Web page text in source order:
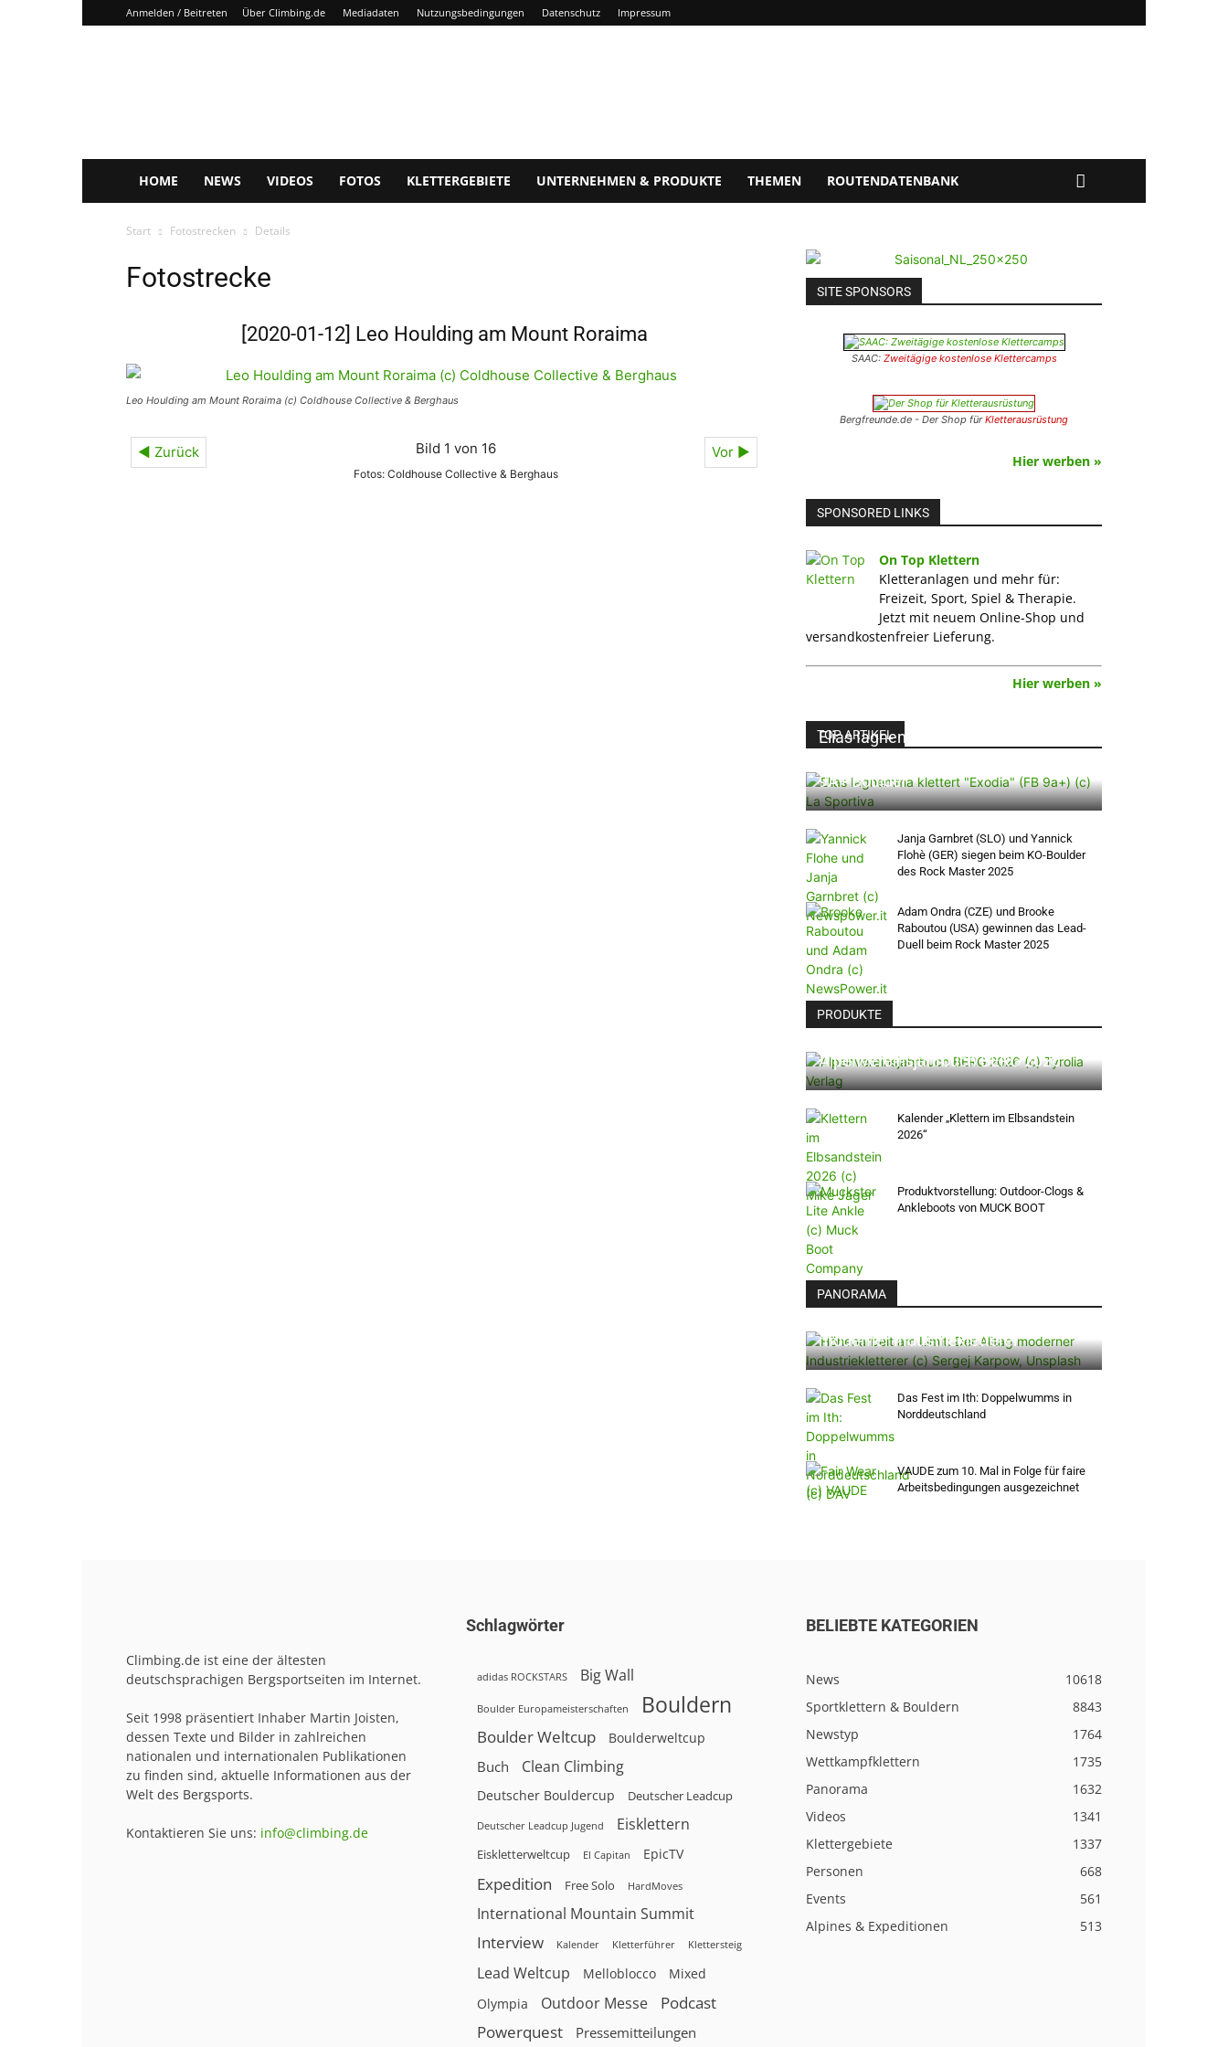
Anmelden / Beitreten Über Climbing.de Mediadaten Nutzungsbedingungen Datenschutz Impressum
HOME NEWS VIDEOS FOTOS KLETTERGEBIETE UNTERNEHMEN & PRODUKTE THEMEN ROUTENDATENBANK
Start Fotostrecken Details
Fotostrecke
[2020-01-12] Leo Houlding am Mount Roraima
Leo Houlding am Mount Roraima (c) Coldhouse Collective & Berghaus
◄ Zurück Vor ►
Bild 1 von 16
Fotos: Coldhouse Collective & Berghaus
SITE SPONSORS
SAAC: Zweitägige kostenlose Klettercamps
Bergfreunde.de - Der Shop fürKletterausrüstung
Hier werben »
SPONSORED LINKS
On Top Klettern
Kletteranlagen und mehr für:
Freizeit, Sport, Spiel & Therapie.
Jetzt mit neuem Online-Shop und
versandkostenfreier Lieferung.
Hier werben »
TOP ARTIKEL
Elias Iagnemma klettert „Exodia“: Ein
9A+ Boulder
Janja Garnbret (SLO) und Yannick
Flohè (GER) siegen beim KO-Boulder
des Rock Master 2025
Adam Ondra (CZE) und Brooke
Raboutou (USA) gewinnen das Lead-
Duell beim Rock Master 2025
PRODUKTE
Alpenvereinsjahrbuch BERG 2026
Kalender „Klettern im Elbsandstein
2026“
Produktvorstellung: Outdoor-Clogs &
Ankleboots von MUCK BOOT
PANORAMA
moderner Industriekletterer
Das Fest im Ith: Doppelwumms in
Norddeutschland
VAUDE zum 10. Mal in Folge für faire
Arbeitsbedingungen ausgezeichnet
Climbing.de ist eine der ältesten
deutschsprachigen Bergsportseiten im Internet.
Seit 1998 präsentiert Inhaber Martin Joisten,
dessen Texte und Bilder in zahlreichen
nationalen und internationalen Publikationen
zu finden sind, aktuelle Informationen aus der
Welt des Bergsports.
Kontaktieren Sie uns: info@climbing.de
Schlagwörter
adidas ROCKSTARS Big Wall
Boulder Europameisterschaften Bouldern
Boulder Weltcup Boulderweltcup
Buch Clean Climbing
Deutscher Bouldercup Deutscher Leadcup
Deutscher Leadcup Jugend Eisklettern
Eiskletterweltcup El Capitan EpicTV
Expedition Free Solo HardMoves
International Mountain Summit
Interview Kalender Kletterführer Klettersteig
Lead Weltcup Melloblocco Mixed
Olympia Outdoor Messe
Podcast
Powerquest
Pressemitteilungen
BELIEBTE KATEGORIEN
News
10618
Sportklettern & Bouldern
8843
Newstyp
1764
Wettkampfklettern
1735
Panorama
1632
Videos
1341
Klettergebiete
1337
Personen
668
Events
561
Alpines & Expeditionen
513